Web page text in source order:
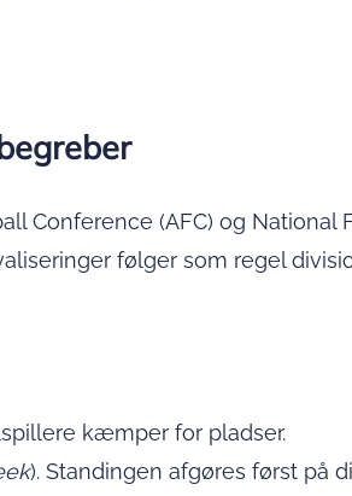
Conference (AFC) og National
følger som regel
kæmper for pladser.
). Standingen afgøres først på